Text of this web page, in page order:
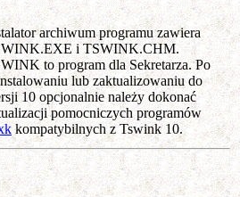
archiwum programu zawiera
i TSWINK.CHM.
to program dla Sekretarza. Po
lub zaktualizowaniu do
10 opcjonalnie należy dokonać
pomocniczych programów
kompatybilnych z Tswink 10.